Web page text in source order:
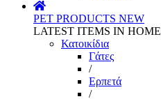
PET PRODUCTS NEW
LATEST ITEMS IN HOME
Κατοικίδια
Γάτες
/
Ερπετά
/